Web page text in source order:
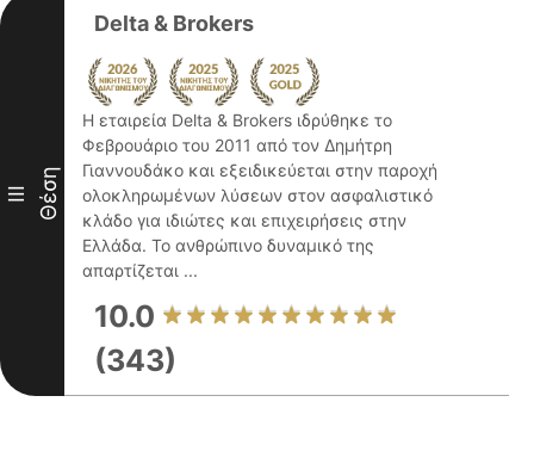
III Θέση
Delta & Brokers
Η εταιρεία Delta & Brokers ιδρύθηκε το
Φεβρουάριο του 2011 από τον Δημήτρη
Γιαννουδάκο και εξειδικεύεται στην παροχή
ολοκληρωμένων λύσεων στον ασφαλιστικό
κλάδο για ιδιώτες και επιχειρήσεις στην
Ελλάδα. Το ανθρώπινο δυναμικό της
απαρτίζεται ...
10.0
(343)